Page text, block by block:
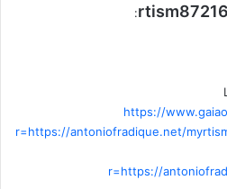
:
https://
r=https://antoniofradique.net/
r=https://